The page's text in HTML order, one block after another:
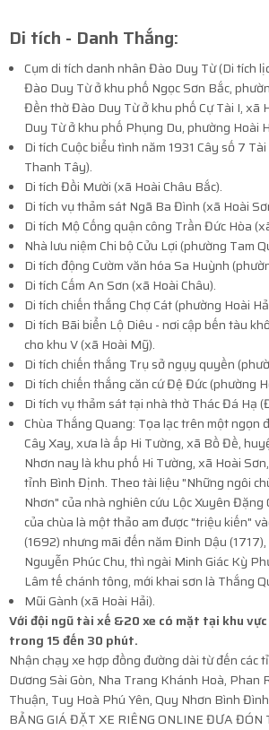
Di tích - Danh Thắng:
Cụm di tích danh nhân Đào Duy Từ (Di tích
Đào Duy Từ ở khu phố Ngọc Sơn Bắc,
Đền thờ Đào Duy Từ ở khu phố Cự Tài I, xã
Duy Từ ở khu phố Phụng Du, phường Hoài
Di tích Cuộc biểu tình năm 1931 Cây số 7
Thanh Tây).
Di tích Đồi Mười (xã Hoài Châu Bắc).
Di tích vụ thảm sát Ngã Ba Đình (xã Hoài
Di tích Mộ Cống quận công Trần Đức Hòa
Nhà lưu niệm Chi bộ Cửu Lợi (phường Tam
Di tích động Cườm văn hóa Sa Huỳnh
Di tích Cấm An Sơn (xã Hoài Châu).
Di tích chiến thắng Chợ Cát (phường Hoài
Di tích Bãi biển Lộ Diêu - nơi cập bến tàu
cho khu V (xã Hoài Mỹ).
Di tích chiến thắng Trụ sở ngụy quyền
Di tích chiến thắng căn cứ Đệ Đức (phường
Di tích vụ thảm sát tại nhà thờ Thác Đá Hạ
Chùa Thắng Quang: Tọa lạc trên một ngọn
Cây Xay, xưa là ấp Hi Tường, xã Bồ Đề,
Nhơn nay là khu phố Hi Tường, xã Hoài
tỉnh Bình Định. Theo tài liệu "Những ngôi
Nhơn" của nhà nghiên cứu Lộc Xuyên
của chùa là một thảo am được "triệu kiến"
(1692) nhưng mãi đến năm Đinh Dậu
Nguyễn Phúc Chu, thì ngài Minh Giác Kỳ
Lâm tế chánh tông, mới khai sơn là Thắng
Mũi Gành (xã Hoài Hải).
Với đội ngũ tài xế &20 xe có mặt tại khu
trong 15 đến 30 phút.
Nhận chạy xe hợp đồng đường dài từ đến các
Dương Sài Gòn, Nha Trang Khánh Hoà, Phan
Thuận, Tuy Hoà Phú Yên, Quy Nhơn Bình Đình
BẢNG GIÁ ĐẶT XE RIÊNG ONLINE ĐƯA ĐÓN